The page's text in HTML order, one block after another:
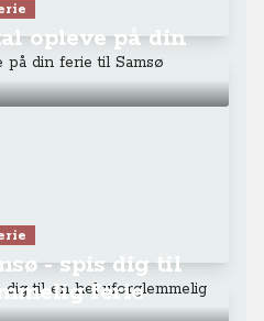
opleve på din
- spis dig til
ferie